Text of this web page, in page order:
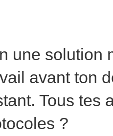
une solution
avant ton
Tous tes
?